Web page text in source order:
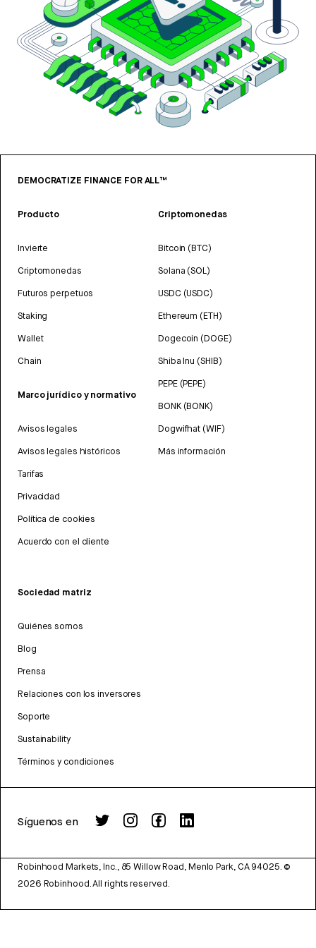
DEMOCRATIZE FINANCE FOR ALL™
Producto
Invierte
Criptomonedas
Futuros perpetuos
Staking
Wallet
Chain
Marco jurídico y normativo
Avisos legales
Avisos legales históricos
Tarifas
Privacidad
Política de cookies
Acuerdo con el cliente
Criptomonedas
Bitcoin (BTC)
Solana (SOL)
USDC (USDC)
Ethereum (ETH)
Dogecoin (DOGE)
Shiba Inu (SHIB)
PEPE (PEPE)
BONK (BONK)
Dogwifhat (WIF)
Más información
Sociedad matriz
Quiénes somos
Blog
Prensa
Relaciones con los inversores
Soporte
Sustainability
Términos y condiciones
Síguenos en
Robinhood Markets, Inc., 85 Willow Road, Menlo Park, CA 94025. ©
2026 Robinhood. All rights reserved.